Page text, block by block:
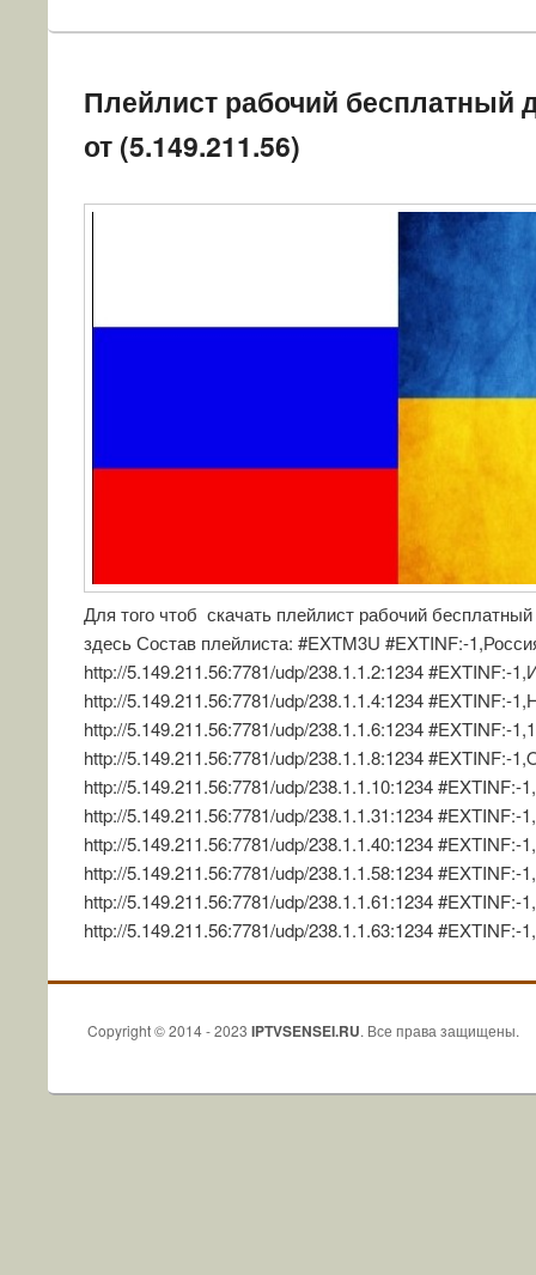
Плейлист рабочий бесплатный
от (5.149.211.56)
Для того чтоб скачать плейлист рабочий
здесь Состав плейлиста: #EXTM3U #EXTINF:-
http://5.149.211.56:7781/udp/238.1.1.2:1234 #EXTINF:-
http://5.149.211.56:7781/udp/238.1.1.4:1234 #EXTINF:-
http://5.149.211.56:7781/udp/238.1.1.6:1234 #EXTINF:-
http://5.149.211.56:7781/udp/238.1.1.8:1234 #EXTINF:-
http://5.149.211.56:7781/udp/238.1.1.10:1234 #EXTINF:-
http://5.149.211.56:7781/udp/238.1.1.31:1234 #EXTINF:-
http://5.149.211.56:7781/udp/238.1.1.40:1234 #EXTINF:-
http://5.149.211.56:7781/udp/238.1.1.58:1234 #EXTINF:-
http://5.149.211.56:7781/udp/238.1.1.61:1234 #EXTINF:-
http://5.149.211.56:7781/udp/238.1.1.63:1234 #EXTINF:-
Copyright © 2014 - 2023 IPTVSENSEI.RU. Все права защищены.